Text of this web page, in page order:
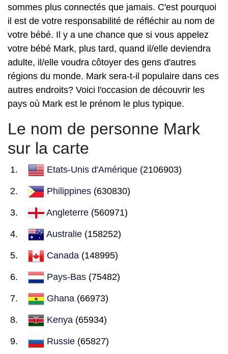
sommes plus connectés que jamais. C'est pourquoi
il est de votre responsabilité de réfléchir au nom de
votre bébé. Il y a une chance que si vous appelez
votre bébé Mark, plus tard, quand il/elle deviendra
adulte, il/elle voudra côtoyer des gens d'autres
régions du monde. Mark sera-t-il populaire dans ces
autres endroits? Voici l'occasion de découvrir les
pays où Mark est le prénom le plus typique.
Le nom de personne Mark
sur la carte
Etats-Unis d'Amérique (2106903)
Philippines (630830)
Angleterre (560971)
Australie (158252)
Canada (148995)
Pays-Bas (75482)
Ghana (66973)
Kenya (65934)
Russie (65827)